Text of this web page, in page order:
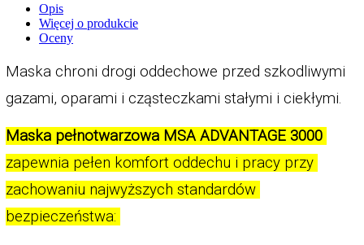
Opis
Więcej o produkcie
Oceny
Maska chroni drogi oddechowe przed szkodliwymi
gazami, oparami i cząsteczkami stałymi i ciekłymi.
Maska pełnotwarzowa
zapewnia pełen komfort oddechu i pracy przy
zachowaniu najwyższych standardów
bezpieczeństwa: